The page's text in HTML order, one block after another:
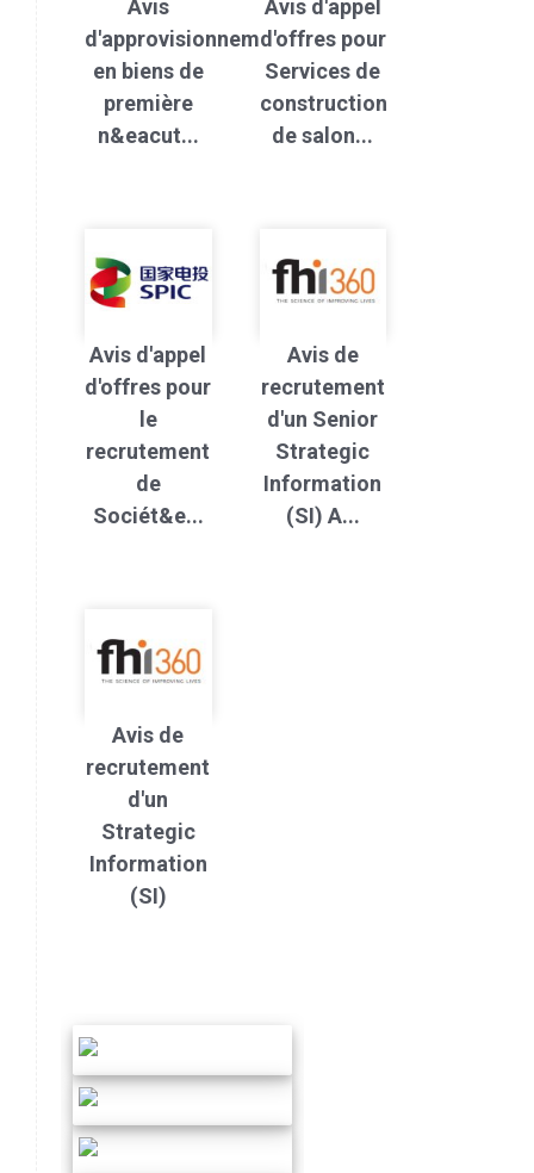
Avis
d'approvisionnement
en biens de
première
n&eacut...
Avis d'appel
d'offres pour
Services de
construction
de salon...
Avis d'appel
d'offres pour
le
recrutement
de
Sociét&e...
Avis de
recrutement
d'un Senior
Strategic
Information
(SI) A...
Avis de
recrutement
d'un
Strategic
Information
(SI)